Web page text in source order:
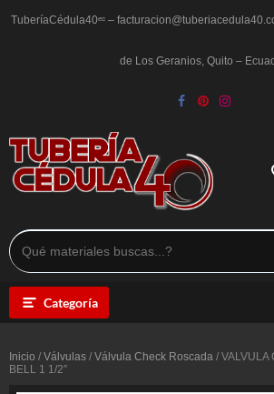
TuberíaCédula40ᵉᶜ –
de Los Geranios, Quito –
Categoría
Inicio / Válvulas / Válvula Check Roscada / VALVULA
BELL 1 1/2″